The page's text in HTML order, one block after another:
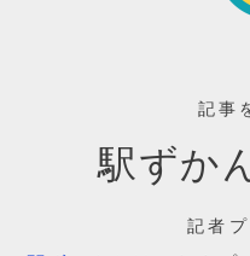
記事
駅ずか
記者